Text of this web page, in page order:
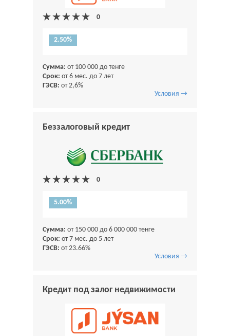
2.50%
Сумма: от 100 000 до тенге
Срок: от 6 мес. до 7 лет
ГЭСВ: от 2,6%
Условия →
Беззалоговый кредит
5.00%
Сумма: от 150 000 до 6 000 000 тенге
Срок: от 7 мес. до 5 лет
ГЭСВ: от 23.66%
Условия →
Кредит под залог недвижимости